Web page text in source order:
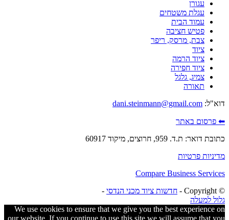
עגורן
עגלת משטחים
עמוד הבית
פטיש חציבה
צבת, מרסק, ריפר
ציוד
ציוד הרמה
ציוד חפירה
צמיג, גלגל
תאורה
דוא"ל: dani.steinmann@gmail.com
⬅ פרסום באתר
כתובת דואר: ת.ד. 959, חרוצים, מיקוד 60917
מדיניות פרטיות
Compare Business Services
© ‫Copyright -
חדשות ציוד מכני הנדסי -
גלול למעלה
We use cookies to ensure that we give you the best experience on
our website. If you continue to use this site we will assume that you